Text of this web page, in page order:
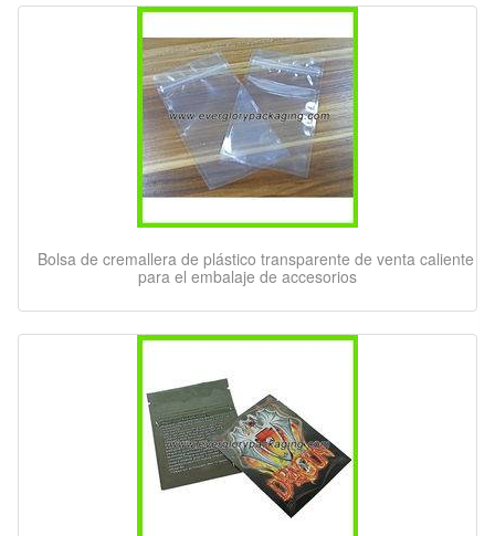
Bolsa de cremallera de plástico transparente de venta caliente
para el embalaje de accesorios